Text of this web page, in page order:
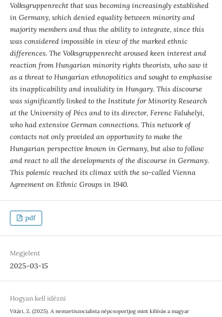
Volksgruppenrecht that was becoming increasingly established
in Germany, which denied equality between minority and
majority members and thus the ability to integrate, since this
was considered impossible in view of the marked ethnic
differences. The Volksgruppenrecht aroused keen interest and
reaction from Hungarian minority rights theorists, who saw it
as a threat to Hungarian ethnopolitics and sought to emphasise
its inapplicability and invalidity in Hungary. This discourse
was significantly linked to the Institute for Minority Research
at the University of Pécs and to its director, Ferenc Faluhelyi,
who had extensive German connections. This network of
contacts not only provided an opportunity to make the
Hungarian perspective known in Germany, but also to follow
and react to all the developments of the discourse in Germany.
This polemic reached its climax with the so-called Vienna
Agreement on Ethnic Groups in 1940.
pdf
Megjelent
2025-03-15
Hogyan kell idézni
Vitári, Z. (2025). A nemzetiszocialista népcsoportjog mint kihívás a magyar